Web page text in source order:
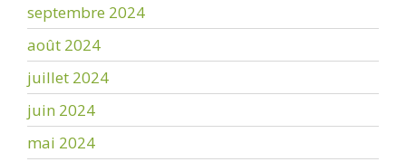
septembre 2024
août 2024
juillet 2024
juin 2024
mai 2024